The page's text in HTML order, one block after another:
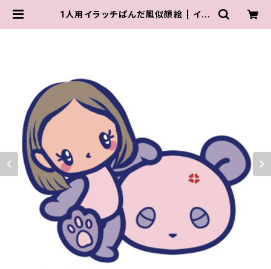
1人用イラッチぱんだ風似顔絵 | イラ